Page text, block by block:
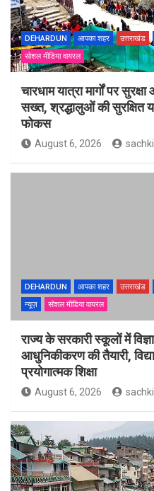
DEHARDUN आपका शहर उत्तराखंड
सोशल मीडिया वायरल
चारधाम यात्रा मार्गों पर
सख्त, श्रद्धालुओं की सुरक्षित
फोकस
August 6, 2026
DEHARDUN आपका शहर उत्तराखंड
न्यूज़
सोशल मीडिया वायरल
राज्य के सरकारी स्कूलों में
आधुनिकीकरण की तैयारी,
प्रयोगात्मक शिक्षा
August 6, 2026